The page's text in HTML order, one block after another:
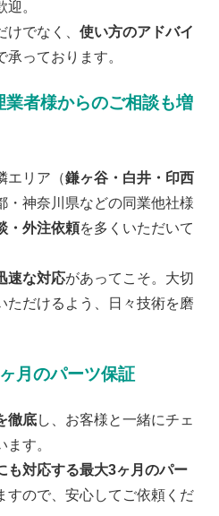
の液晶交換をさせて頂きました！あ
の液晶交換をさせて頂きました！
の基板修理をさせて頂きました！あり
のナノナインガラスコーティングを
のナノナインガラスコーティング
ざいました！
の液晶交換をさせて頂きました！
。
でなく、 使い方のアドバイ
承っております。
者様からのご相談も増
エリア（鎌ヶ谷・白井・印西
・神奈川県などの同業他社様
・外注依頼を多くいただいて
速な対応があってこそ。大切
ただけるよう、日々技術を磨
月のパーツ保証
徹底し、お客様と一緒にチェ
す。
も対応する最大3ヶ月のパー
すので、安心してご依頼くだ